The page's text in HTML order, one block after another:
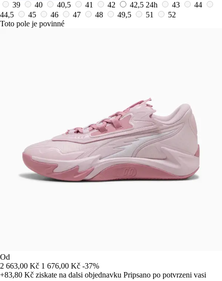
39
40 40,5 41 42 42,5 24h 43
44
44,5
45 46 47 48 49,5 51
52
Toto pole je povinné
Od
2 663,00 Kč 1 676,00 Kč -37%
+83,80 Kč ziskate na dalsi objednavku Pripsano po potvrzeni vasi